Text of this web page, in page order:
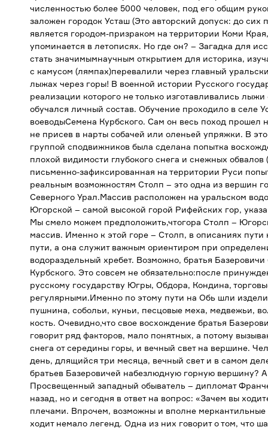
численностью более 5000 человек, под его общим
заложен городок Усташ (Это авторский допуск: до сих
является городом-призраком на территории Коми
упоминается в летописях. Но где он? – Загадка для
стать значимымнаучным открытием для историка,
с камусом (лямпах)перевалили через главный
лыжах через горы! В военной истории Русского
реализации которого не только изготавливались
обучался личный состав. Обучение проходило в селе
воеводыСемена Курбского. Сам он весь поход
не присев в нарты собачей или оленьей упряжки. В
группой сподвижников была сделана попытка
плохой видимости глубокого снега и снежных
письменно-зафиксированная на территории Руси
реальным возможностям Столп – это одна из вершин
Северного Урал.Массив расположен на уральском
Югорской – самой высокой горой Рифейских гор,
Мы смело можем предположить,чтогора Столп –
массив. Именно к этой горе – Столп, в описаниях
пути, а она служит важным ориентиром при
водораздельный хребет. Возможно, братья
Курбского. Это совсем не обязательно:после
русскому государству Югры, Обдора, Кондина,
регулярными.Именно по этому пути на Обь шли
пушнина, собольи, куньи, песцовые меха, медвежьи,
кость. Очевидно,что свое восхождение братья
говорит ряд факторов, мало понятных, а потому
снега от середины горы, и вечный свет на вершине.
день, длящийся три месяца, вечный свет и в самом
братьев Базеровичей набезлюдную горную вершину?
Просвещенный западный обыватель – дипломат
назад, но и сегодня в ответ на вопрос: «Зачем вы
плечами. Впрочем, возможны и вполне
ходит немало легенд. Одна из них говорит о том, что